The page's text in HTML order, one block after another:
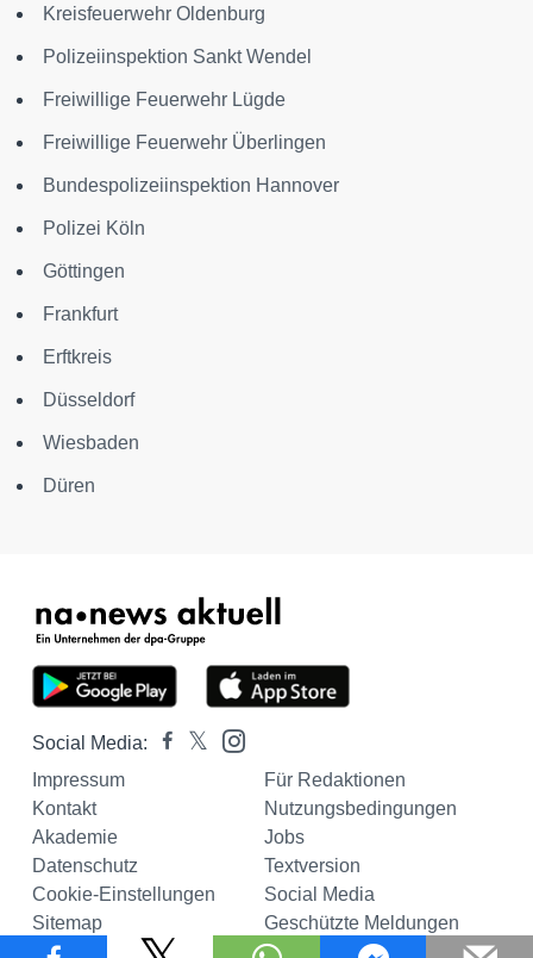
Kreisfeuerwehr Oldenburg
Polizeiinspektion Sankt Wendel
Freiwillige Feuerwehr Lügde
Freiwillige Feuerwehr Überlingen
Bundespolizeiinspektion Hannover
Polizei Köln
Göttingen
Frankfurt
Erftkreis
Düsseldorf
Wiesbaden
Düren
Social Media:
Impressum
Für Redaktionen
Kontakt
Nutzungsbedingungen
Akademie
Jobs
Datenschutz
Textversion
Cookie-Einstellungen
Social Media
Sitemap
Geschützte Meldungen